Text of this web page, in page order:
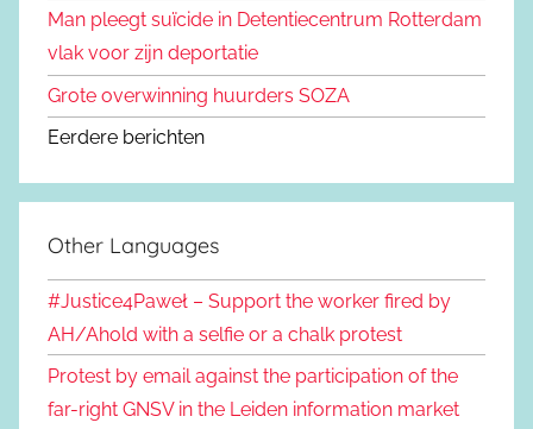
Man pleegt suïcide in Detentiecentrum Rotterdam
vlak voor zijn deportatie
Grote overwinning huurders SOZA
Eerdere berichten
Other Languages
#Justice4Paweł – Support the worker fired by
AH/Ahold with a selfie or a chalk protest
Protest by email against the participation of the
far-right GNSV in the Leiden information market